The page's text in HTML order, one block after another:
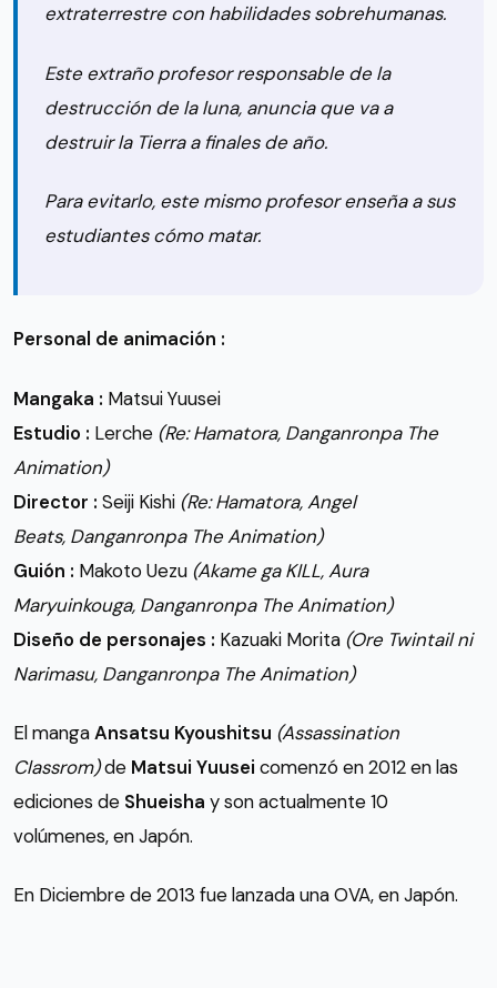
extraterrestre con habilidades sobrehumanas.
Este extraño profesor responsable de la
destrucción de la luna, anuncia que va a
destruir la Tierra a finales de año.
Para evitarlo, este mismo profesor enseña a sus
estudiantes cómo matar.
Personal de animación :
Mangaka : Matsui Yuusei
Estudio : Lerche (Re: Hamatora, Danganronpa The
Animation)
Director : Seiji Kishi (Re: Hamatora, Angel
Beats, Danganronpa The Animation)
Guión : Makoto Uezu (Akame ga KILL, Aura
Maryuinkouga, Danganronpa The Animation)
Diseño de personajes : Kazuaki Morita (Ore Twintail ni
Narimasu, Danganronpa The Animation)
El mangaAnsatsu Kyoushitsu (Assassination
Classrom)de Matsui Yuusei comenzó en 2012 en las
ediciones de Shueisha y son actualmente 10
volúmenes, en Japón.
En Diciembre de 2013 fue lanzada una OVA, en Japón.